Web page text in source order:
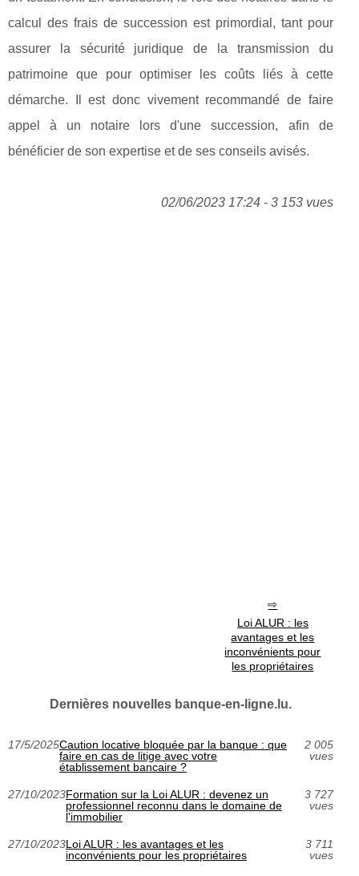
calcul des frais de succession est primordial, tant pour
assurer la sécurité juridique de la transmission du
patrimoine que pour optimiser les coûts liés à cette
démarche. Il est donc vivement recommandé de faire
appel à un notaire lors d'une succession, afin de
bénéficier de son expertise et de ses conseils avisés.
02/06/2023 17:24 - 3 153 vues
Loi ALUR : les
avantages et les
inconvénients pour
les propriétaires
Dernières nouvelles banque-en-ligne.lu.
17/5/2025Caution locative bloquée par la banque : que
faire en cas de litige avec votre
établissement bancaire ?
2 005
vues
27/10/2023Formation sur la Loi ALUR : devenez un
professionnel reconnu dans le domaine de
l'immobilier
3 727
vues
27/10/2023Loi ALUR : les avantages et les
inconvénients pour les propriétaires
3 711
vues